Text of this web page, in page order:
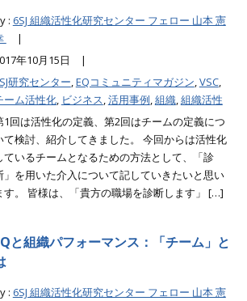
: 6SJ 組織活性化研究センター フェロー 山本 憲
|
年10月15日 |
研究センター,EQコミュニティマガジン,VSC,
ーム活性化, ビジネス,活用事例,組織,組織活性
1回は活性化の定義、第2回はチームの定義につ
て検討、紹介してきました。 今回からは活性化
ているチームとなるための方法として、「診
」を用いた介入について記していきたいと思い
す。 皆様は、「貴方の職場を診断します」 […]
と組織パフォーマンス：「チーム」と
: 6SJ 組織活性化研究センター フェロー 山本 憲